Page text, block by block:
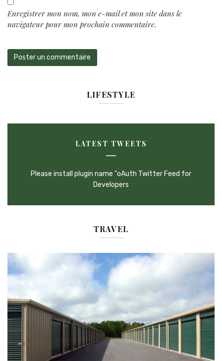
Enregistrer mon nom, mon e-mail et mon site dans le
navigateur pour mon prochain commentaire.
LIFESTYLE
LATEST TWEETS
Please install plugin name "oAuth Twitter Feed for
Developers
TRAVEL